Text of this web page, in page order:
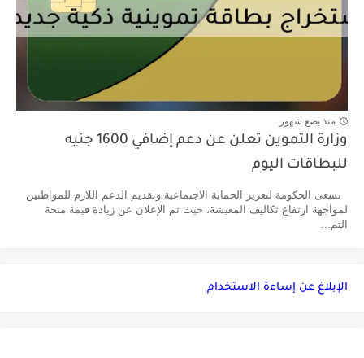
منذ بضع شهور
وزارة التموين تعلن عن دعم إضافي 1600 جنيه
للبطاقات اليوم
تسعى الحكومة لتعزيز الحماية الاجتماعية وتقديم الدعم اللازم للمواطنين
لمواجهة ارتفاع تكاليف المعيشة، حيث تم الإعلان عن زيادة قيمة منحة
التم...
الإبلاغ عن إساءة الاستخدام